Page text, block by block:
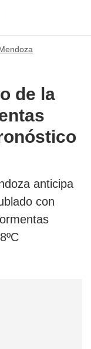
de la
anticipa
con